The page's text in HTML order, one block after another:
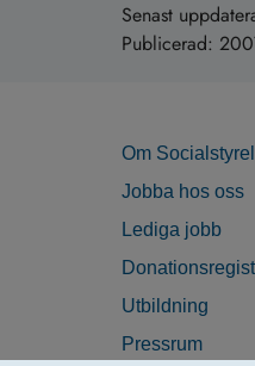
Senast
Publicerad:
Om
Jobba hos oss
Lediga jobb
Utbildning
Pressrum